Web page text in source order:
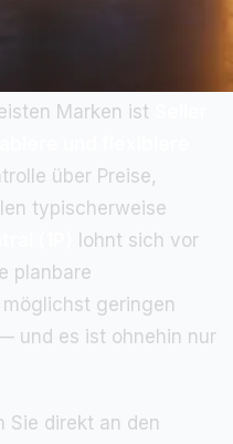
Marken ist
über Preise,
typischerweise
lohnt sich vor
planbare
geringen
und es ist ohnehin nur
Sie direkt an den